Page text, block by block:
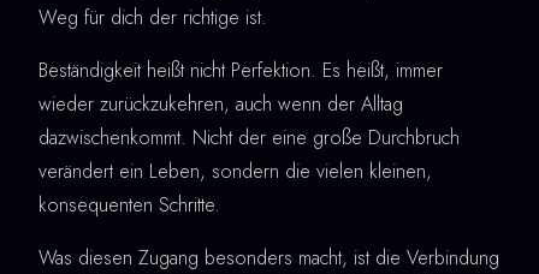
Weg für dich der richtige ist.
Beständigkeit heißt nicht Perfektion. Es heißt, immer
wieder zurückzukehren, auch wenn der Alltag
dazwischenkommt. Nicht der eine große Durchbruch
verändert ein Leben, sondern die vielen kleinen,
konsequenten Schritte.
Was diesen Zugang besonders macht, ist die Verbindung